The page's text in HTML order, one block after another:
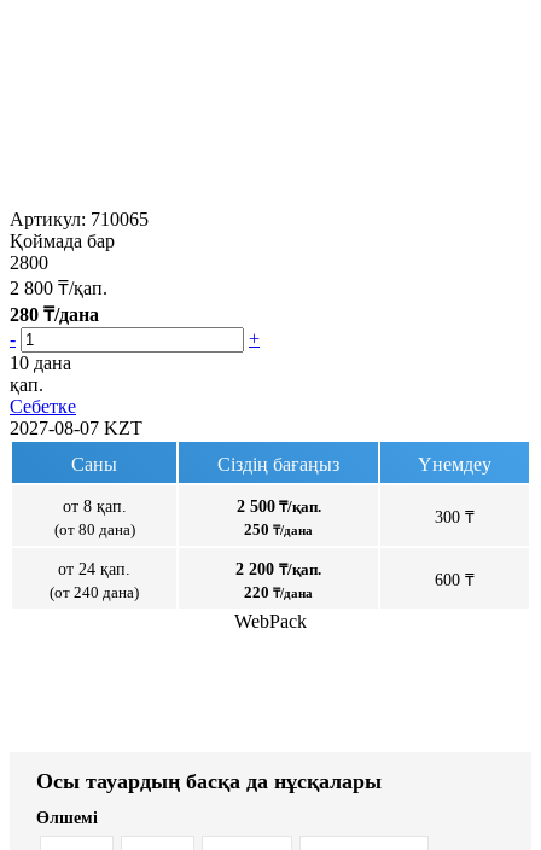
Артикул: 710065
Қоймада бар
2800
2 800 ₸/қап.
280 ₸/дана
-
+
10 дана
қап.
Себетке
2027-08-07 KZT
Саны
Сіздің бағаңыз Үнемдеу
от 8 қап.
(от 80 дана)
2 500₸/қап.
250 ₸/дана
300 ₸
от 24 қап.
(от 240 дана)
2 200 ₸/қап.
220 ₸/дана
600 ₸
WebPack
Осы тауардың басқа да нұсқалары
Өлшемі